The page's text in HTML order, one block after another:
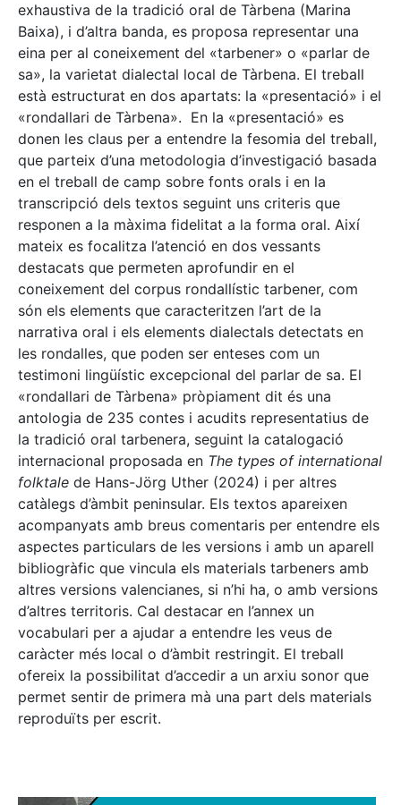
exhaustiva de la tradició oral de Tàrbena (Marina
Baixa), i d’altra banda, es proposa representar una
eina per al coneixement del «tarbener» o «parlar de
sa», la varietat dialectal local de Tàrbena. El treball
està estructurat en dos apartats: la «presentació» i el
«rondallari de Tàrbena». En la «presentació» es
donen les claus per a entendre la fesomia del treball,
que parteix d’una metodologia d’investigació basada
en el treball de camp sobre fonts orals i en la
transcripció dels textos seguint uns criteris que
responen a la màxima fidelitat a la forma oral. Així
mateix es focalitza l’atenció en dos vessants
destacats que permeten aprofundir en el
coneixement del corpus rondallístic tarbener, com
són els elements que caracteritzen l’art de la
narrativa oral i els elements dialectals detectats en
les rondalles, que poden ser enteses com un
testimoni lingüístic excepcional del parlar de sa. El
«rondallari de Tàrbena» pròpiament dit és una
antologia de 235 contes i acudits representatius de
la tradició oral tarbenera, seguint la catalogació
internacional proposada en The types of international
folktale de Hans-Jörg Uther (2024) i per altres
catàlegs d’àmbit peninsular. Els textos apareixen
acompanyats amb breus comentaris per entendre els
aspectes particulars de les versions i amb un aparell
bibliogràfic que vincula els materials tarbeners amb
altres versions valencianes, si n’hi ha, o amb versions
d’altres territoris. Cal destacar en l’annex un
vocabulari per a ajudar a entendre les veus de
caràcter més local o d’àmbit restringit. El treball
ofereix la possibilitat d’accedir a un arxiu sonor que
permet sentir de primera mà una part dels materials
reproduïts per escrit.